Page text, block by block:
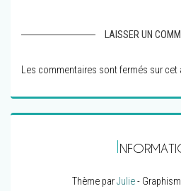
LAISSER UN
Les commentaires sont fermés sur cet
Thème parJulie-